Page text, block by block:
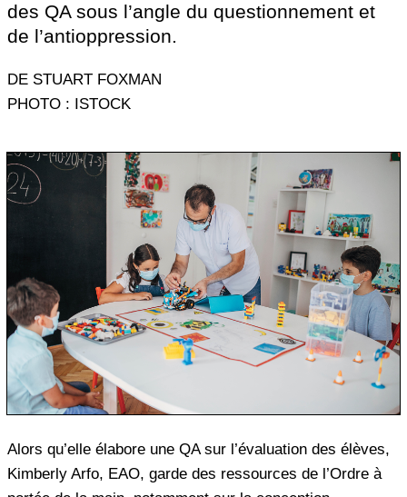
des QA sous l’angle du questionnement et
de l’antioppression.
DE STUART FOXMAN
PHOTO : ISTOCK
Alors qu’elle élabore une QA sur l’évaluation des élèves,
Kimberly Arfo, EAO, garde des ressources de l’Ordre à